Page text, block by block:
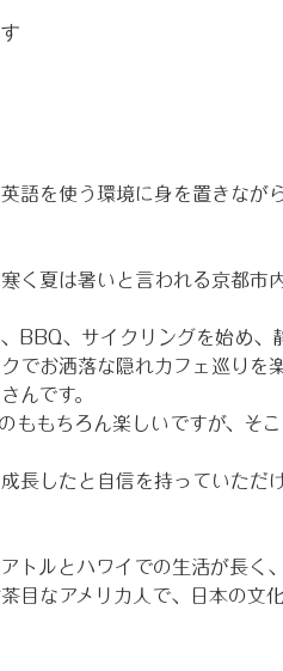
語を使う環境に身を置きなが
く夏は暑いと言われる京都市
BBQ、サイクリングを始め
でお洒落な隠れカフェ巡りを
んです。
ももちろん楽しいですが、そ
長したと自信を持っていただ
トルとハワイでの生活が長く
目なアメリカ人で、日本の文